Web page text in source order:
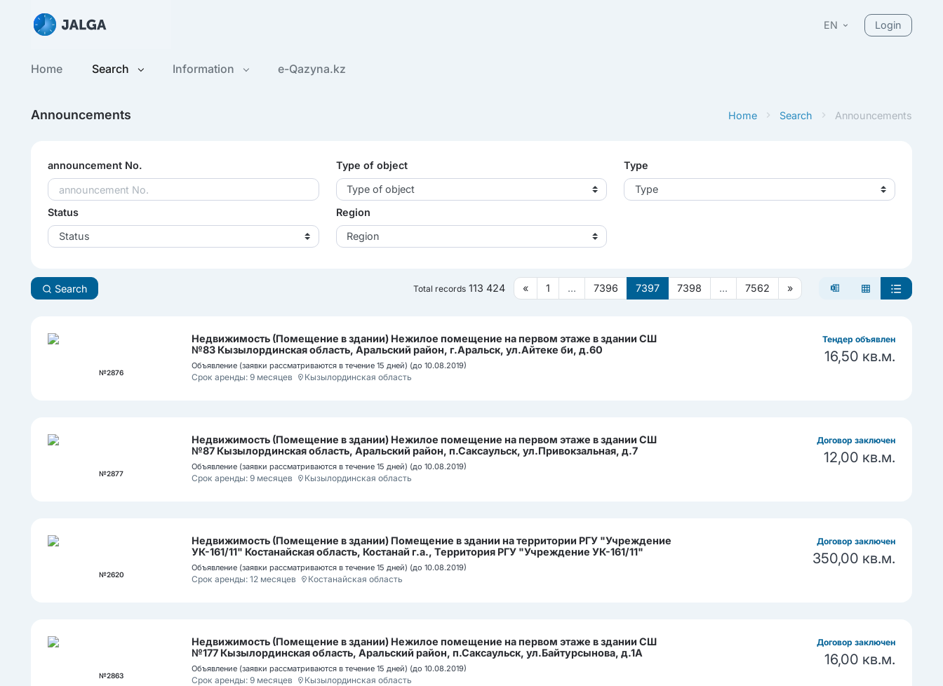
EN Login
Home Search Information e-Qazyna.kz
Home Search Announcements
Announcements
announcement No. Type of object
Type of object
Type
Type
Status
Status
Region
Region
Search Total records 113 424 « 1 ... 7396 7397 7398 ... 7562 »
№2876
Недвижимость (Помещение в здании) Нежилое помещение на первом этаже в здании СШ
№83 Кызылординская область, Аральский район, г.Аральск, ул.Айтеке би, д.60
Объявление (заявки рассматриваются в течение 15 дней) (до 10.08.2019)
Срок аренды: 9 месяцев Кызылординская область
Тендер объявлен
16,50 кв.м.
№2877
Недвижимость (Помещение в здании) Нежилое помещение на первом этаже в здании СШ
№87 Кызылординская область, Аральский район, п.Саксаульск, ул.Привокзальная, д.7
Объявление (заявки рассматриваются в течение 15 дней) (до 10.08.2019)
Срок аренды: 9 месяцев Кызылординская область
Договор заключен
12,00 кв.м.
№2620
Недвижимость (Помещение в здании) Помещение в здании на территории РГУ "Учреждение
УК-161/11" Костанайская область, Костанай г.а., Территория РГУ "Учреждение УК-161/11"
Объявление (заявки рассматриваются в течение 15 дней) (до 10.08.2019)
Срок аренды: 12 месяцев Костанайская область
Договор заключен
350,00 кв.м.
№2863
Недвижимость (Помещение в здании) Нежилое помещение на первом этаже в здании СШ
№177 Кызылординская область, Аральский район, п.Саксаульск, ул.Байтурсынова, д.1А
Объявление (заявки рассматриваются в течение 15 дней) (до 10.08.2019)
Срок аренды: 9 месяцев Кызылординская область
Договор заключен
16,00 кв.м.